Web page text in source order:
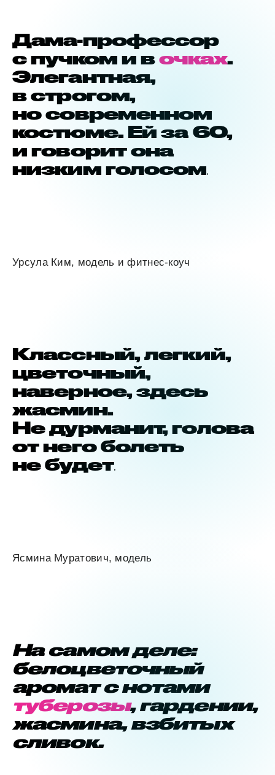
Дама-профессор
с пучком и вочках.
Элегантная,
в строгом,
но современном
костюме. Ей за 60,
и говорит она
низким голосом.
Урсула Ким, модель и фитнес-коуч
Классный, легкий,
цветочный,
наверное, здесь
жасмин.
Не дурманит, голова
от него болеть
не будет.
Ясмина Муратович, модель
На самом деле:
белоцветочный
аромат с нотами
туберозы, гардении,
жасмина, взбитых
сливок.